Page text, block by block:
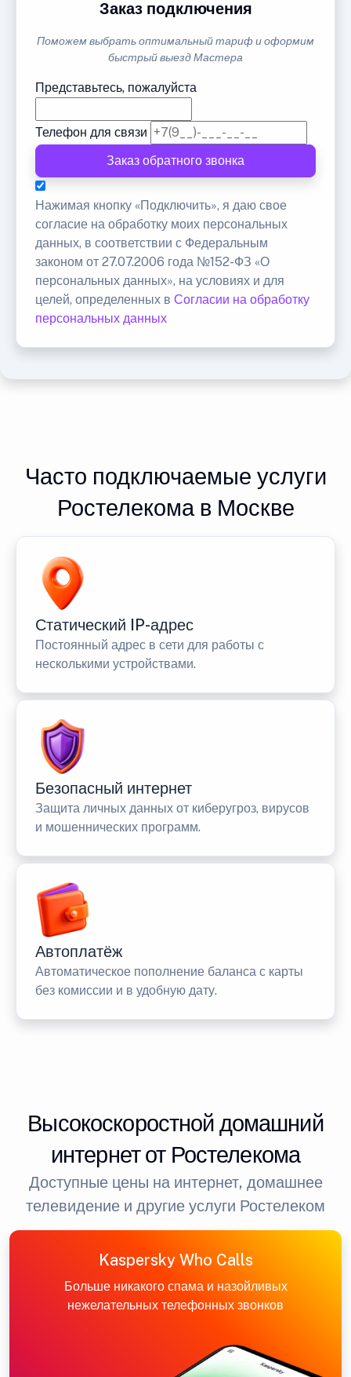
Заказ подключения
Поможем выбрать оптимальный тариф и оформим
быстрый выезд Мастера
Представьтесь, пожалуйста
Телефон для связи
Заказ обратного звонка
Нажимая кнопку «Подключить», я даю свое
согласие на обработку моих персональных
данных, в соответствии с Федеральным
законом от 27.07.2006 года №152-ФЗ «О
персональных данных», на условиях и для
целей, определенных в Согласии на обработку
персональных данных
Часто подключаемые услуги
Ростелекома в Москве
Статический IP-адрес
Постоянный адрес в сети для работы с
несколькими устройствами.
Безопасный интернет
Защита личных данных от киберугроз, вирусов
и мошеннических программ.
Автоплатёж
Автоматическое пополнение баланса с карты
без комиссии и в удобную дату.
Высокоскоростной домашний
интернет от Ростелекома
Доступные цены на интернет, домашнее
телевидение и другие услуги Ростелеком
Kaspersky Who Calls
Больше никакого спама и назойливых
нежелательных телефонных звонков